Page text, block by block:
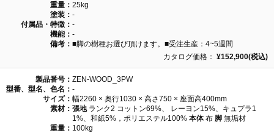
重量： 25kg
塗装： -
付属品・特徴： -
機能： -
備考： ■脚の樹種お選び頂けます。■受注生産：4~5週間
カタログ価格： ¥152,900(税込)
製品番号： ZEN-WOOD_3PW
型番、型名、色名： -
サイズ： 幅2260 × 奥行1030 × 高さ750 × 座面高400mm
素材： 張地ランク2 コットン69%、 レーヨン15%、キュプラ1
1%、和紙5%，ポリエステル100% 本体布 脚 無垢材
重量： 100kg